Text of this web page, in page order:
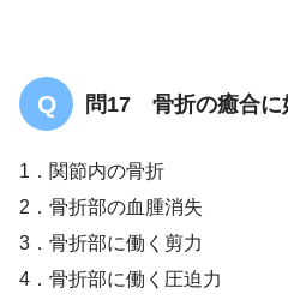
問17 骨折の癒合に
1．関節内の骨折
2．骨折部の血腫消失
3．骨折部に働く剪力
4．骨折部に働く圧迫力